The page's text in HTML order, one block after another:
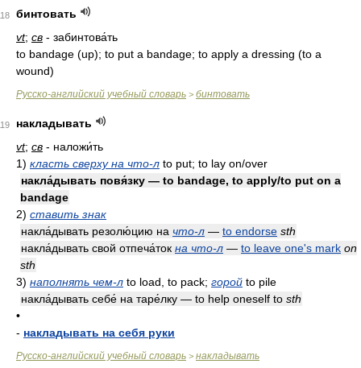
бинтовать
vt; св - забинтова́ть
to bandage (up); to put a bandage; to apply a dressing (to a
wound)
Русско-английский учебный словарь > бинтовать
накладывать
vt; св - наложи́ть
1) класть сверху на что-л to put; to lay on/over
накла́дывать повя́зку — to bandage, to apply/to put on a
bandage
2) ставить знак
накла́дывать резолю́цию на что-л — to endorse sth
накла́дывать свой отпеча́ток на что-л — to leave one's mark on
sth
3) наполнять чем-л to load, to pack; горой to pile
накла́дывать себе́ на таре́лку — to help oneself to sth
•
- накладывать на себя руки
Русско-английский учебный словарь > накладывать